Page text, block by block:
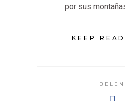
por sus
KEEP
BELEN